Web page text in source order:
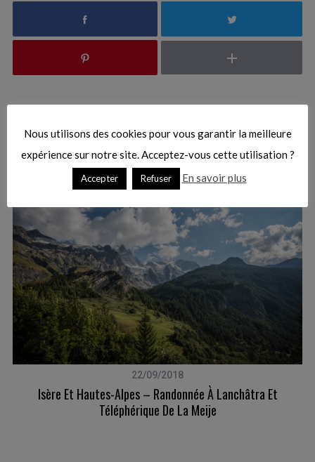
Vous pourriez aussi aimer
22/09/2018
Isère Et Hautes-Alpes – Randonnée À Lanchâtra Et
Téléphérique De La Meije
c
f
Nous utilisons des cookies pour vous garantir la meilleure
expérience sur notre site. Acceptez-vous cette utilisation ?
Accepter Refuser En savoir plus